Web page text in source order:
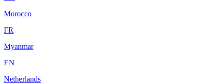
Morocco
FR
Myanmar
EN
Netherlands